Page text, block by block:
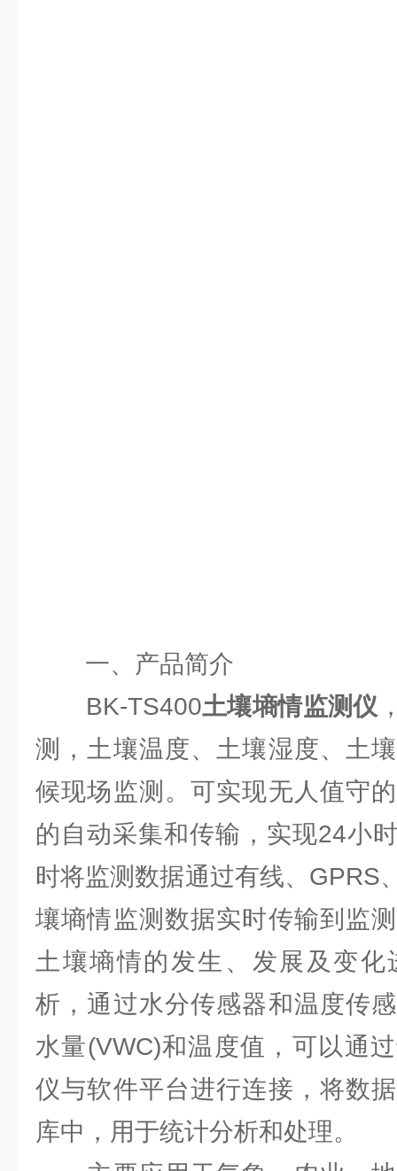
一、 产品简介
BK-TS400土壤墒情监测仪
测，土壤温度、土壤湿度、土
候现场监测。可实现无人值守
的自动采集和传输，实现24小
时将监测数据通过有线、GPRS
壤墒情监测数据实时传输到监
土壤墒情的发生、发展及变
析，通过水分传感器和温度传
水量(VWC)和温度值，可以通
仪与软件平台进行连接，将数
库中，用于统计分析和处理。